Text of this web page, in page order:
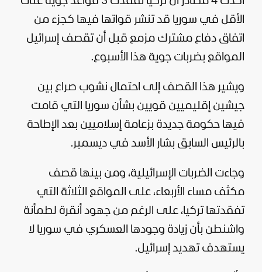
الأقل في سوريا قد تنشر قواتها فيها كجزء من
اتفاق دفاع مشترك مزمع قبل أن تقصف إسرائيل
المواقع بضربات جوية هذا الأسبوع.
ويشير هذا القصف إلى احتمال نشوب صراع بين
جيشين إقليميين قويين بشأن سوريا التي قامت
فيها حكومة جديدة بزعامة إسلاميين بعد الإطاحة
بالرئيس السابق بشار الأسد في ديسمبر.
وجاءت الضربات الإسرائيلية، ومن بينها قصف
مكثف مساء الأربعاء، على المواقع الثلاثة التي
تفقدتها تركيا، على الرغم من جهود أنقرة لطمأنة
واشنطن بأن زيادة وجودها العسكري في سوريا لا
يستهدف تهديد إسرائيل.